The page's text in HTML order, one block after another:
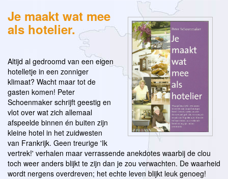
Je maakt wat mee
als hotelier.
Altijd al gedroomd van een eigen
hotelletje in een zonniger
klimaat? Wacht maar tot de
gasten komen! Peter
Schoenmaker schrijft geestig en
vlot over wat zich allemaal
afspeelde binnen én buiten zijn
kleine hotel in het zuidwesten
van Frankrijk. Geen treurige 'Ik
vertrek!' verhalen maar verrassende anekdotes waarbij de clou
toch weer anders blijkt te zijn dan je zou verwachten. De waarheid
wordt nergens overdreven; het echte leven blijkt leuk genoeg!